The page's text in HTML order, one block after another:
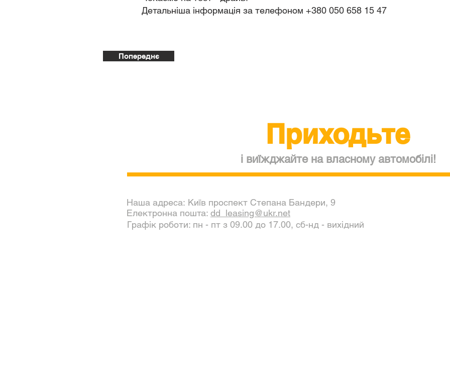
Детальніша інформація за телефоном +380 050 658 15 47
Попереднє
Приходьте
і виїжджайте на власному автомобілі!
Наша адреса: Київ проспект Степана Бандери, 9
Електронна пошта: dd_leasing@ukr.net
Графік роботи: пн - пт з 09.00 до 17.00, сб-нд - вихідний